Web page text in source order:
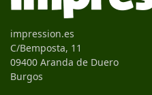
impression.es
C/Bemposta, 11
09400 Aranda de Duero
Burgos